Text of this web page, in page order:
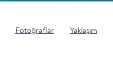
Fotoğraflar Yaklaşım